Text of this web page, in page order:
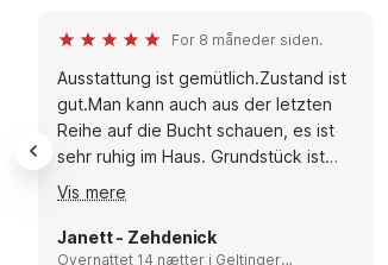
For 8 måneder siden.
Ausstattung ist gemütlich.Zustand ist
gut.Man kann auch aus der letzten
Reihe auf die Bucht schauen, es ist
sehr ruhig im Haus. Grundstück ist
ausreichend und Parkplatz ist am
Haus
Vis mere
Janett - Zehdenick
Overnattet 14 nætter i Geltinger